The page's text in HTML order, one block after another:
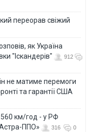
переорав свіжий
як Україна
"Іскандерів"
912
не матиме перемоги
та гарантії США
км/год - у РФ
ППО»
316 0